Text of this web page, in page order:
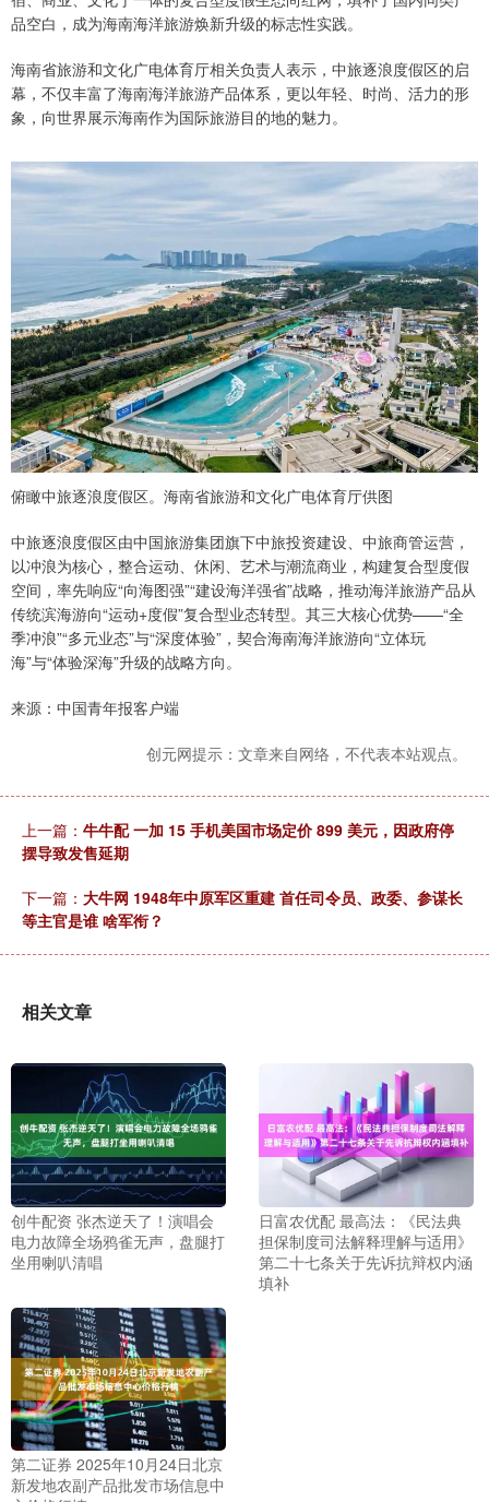
品空白，成为海南海洋旅游焕新升级的标志性实践。
海南省旅游和文化广电体育厅相关负责人表示，中旅逐浪度假区的启
幕，不仅丰富了海南海洋旅游产品体系，更以年轻、时尚、活力的形
象，向世界展示海南作为国际旅游目的地的魅力。
俯瞰中旅逐浪度假区。海南省旅游和文化广电体育厅供图
中旅逐浪度假区由中国旅游集团旗下中旅投资建设、中旅商管运营，
以冲浪为核心，整合运动、休闲、艺术与潮流商业，构建复合型度假
空间，率先响应“向海图强”“建设海洋强省”战略，推动海洋旅游产品从
传统滨海游向“运动+度假”复合型业态转型。其三大核心优势——“全
季冲浪”“多元业态”与“深度体验”，契合海南海洋旅游向“立体玩
海”与“体验深海”升级的战略方向。
来源：中国青年报客户端
创元网提示：文章来自网络，不代表本站观点。
上一篇： 牛牛配 一加 15 手机美国市场定价 899 美元，因政府停
摆导致发售延期
下一篇： 大牛网 1948年中原军区重建 首任司令员、政委、参谋长
等主官是谁 啥军衔？
相关文章
创牛配资 张杰逆天了！演唱会
电力故障全场鸦雀无声，盘腿打
坐用喇叭清唱
日富农优配 最高法：《民法典
担保制度司法解释理解与适用》
第二十七条关于先诉抗辩权内涵
填补
第二证券 2025年10月24日北京
新发地农副产品批发市场信息中